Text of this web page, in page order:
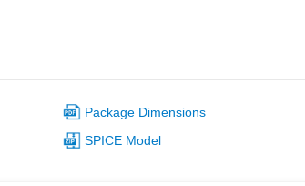
Package Dimensions
SPICE Model